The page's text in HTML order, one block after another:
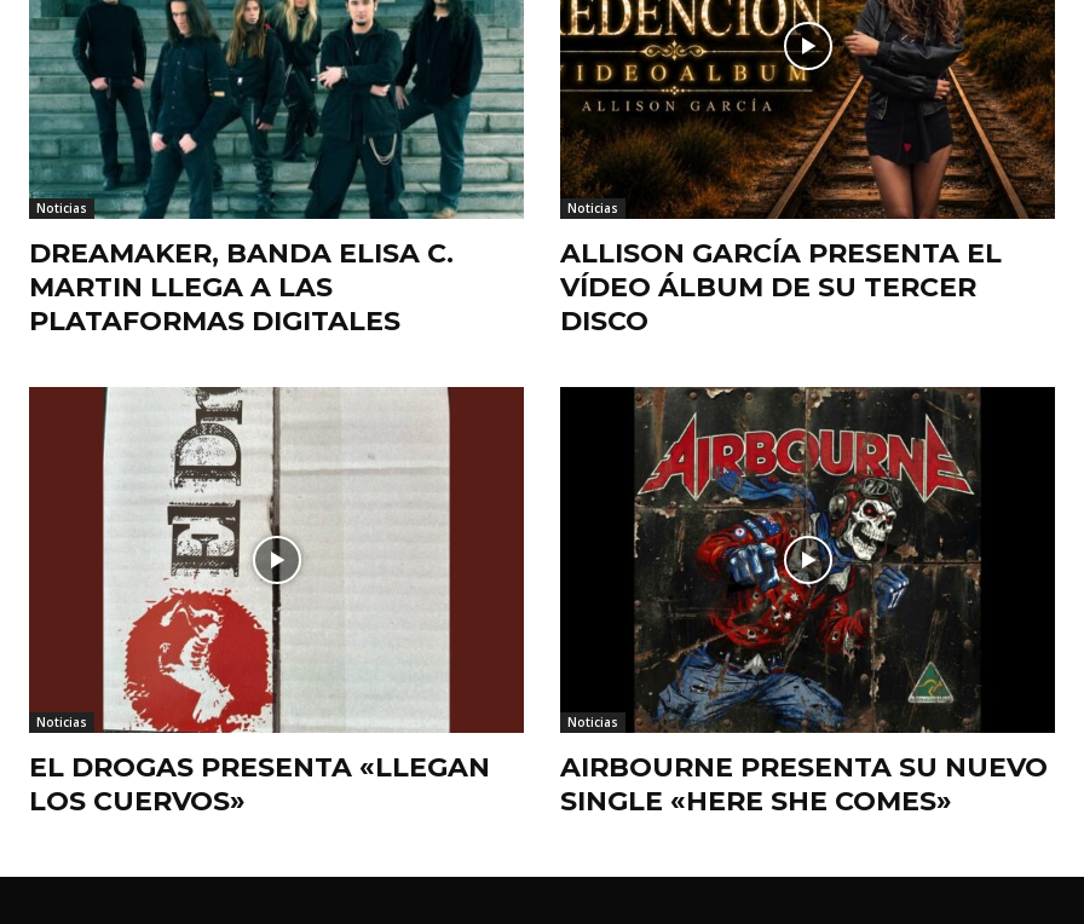
Noticias
DREAMAKER, BANDA ELISA C.
MARTIN LLEGA A LAS
PLATAFORMAS DIGITALES
Noticias
ALLISON GARCÍA PRESENTA EL
VÍDEO ÁLBUM DE SU TERCER
DISCO
Noticias
EL DROGAS PRESENTA «LLEGAN
LOS CUERVOS»
Noticias
AIRBOURNE PRESENTA SU NUEVO
SINGLE «HERE SHE COMES»